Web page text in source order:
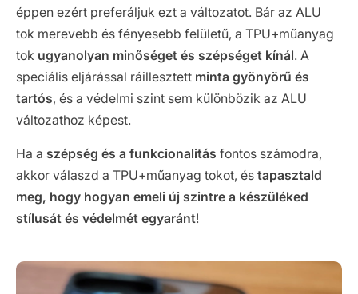
éppen ezért preferáljuk ezt a változatot. Bár az ALU
tok merevebb és fényesebb felületű, a TPU+műanyag
tok ugyanolyan minőséget és szépséget kínál. A
speciális eljárással ráillesztett minta gyönyörű és
tartós, és a védelmi szint sem különbözik az ALU
változathoz képest.
Ha a szépség és a funkcionalitás fontos számodra,
akkor válaszd a TPU+műanyag tokot, és tapasztald
meg, hogy hogyan emeli új szintre a készüléked
stílusát és védelmét egyaránt!